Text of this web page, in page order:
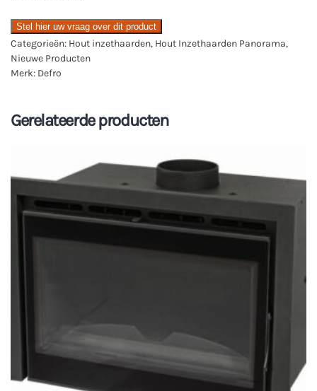
Stel hier uw vraag over dit product
Categorieën: Hout inzethaarden, Hout Inzethaarden Panorama,
Nieuwe Producten
Merk: Defro
Gerelateerde producten